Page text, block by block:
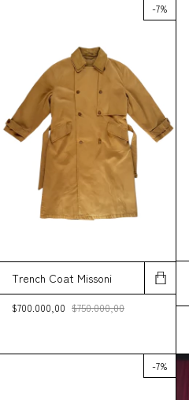
-7%
Trench Coat Missoni
$700.000,00 $750.000,00
-7%